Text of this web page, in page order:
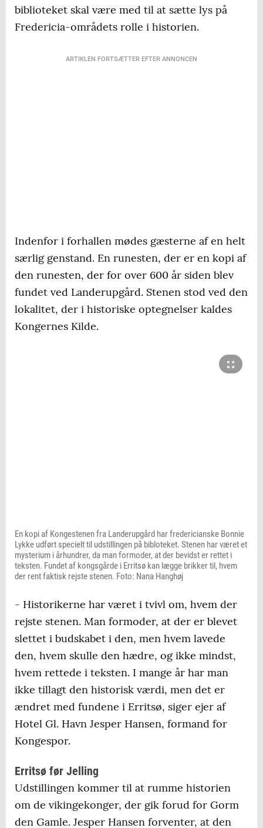
biblioteket skal være med til at sætte lys på
Fredericia-områdets rolle i historien.
ARTIKLEN FORTSÆTTER EFTER ANNONCEN
Indenfor i forhallen mødes gæsterne af en helt
særlig genstand. En runesten, der er en kopi af
den runesten, der for over 600 år siden blev
fundet ved Landerupgård. Stenen stod ved den
lokalitet, der i historiske optegnelser kaldes
Kongernes Kilde.
En kopi af Kongestenen fra Landerupgård har fredericianske Bonnie
Lykke udført specielt til udstillingen på bibloteket. Stenen har været et
mysterium i århundrer, da man formoder, at der bevidst er rettet i
teksten. Fundet af kongsgårde i Erritsø kan lægge brikker til, hvem
der rent faktisk rejste stenen. Foto: Nana Hanghøj
- Historikerne har været i tvivl om, hvem der
rejste stenen. Man formoder, at der er blevet
slettet i budskabet i den, men hvem lavede
den, hvem skulle den hædre, og ikke mindst,
hvem rettede i teksten. I mange år har man
ikke tillagt den historisk værdi, men det er
ændret med fundene i Erritsø, siger ejer af
Hotel Gl. Havn Jesper Hansen, formand for
Kongespor.
Erritsø før Jelling
Udstillingen kommer til at rumme historien
om de vikingekonger, der gik forud for Gorm
den Gamle. Jesper Hansen forventer, at den